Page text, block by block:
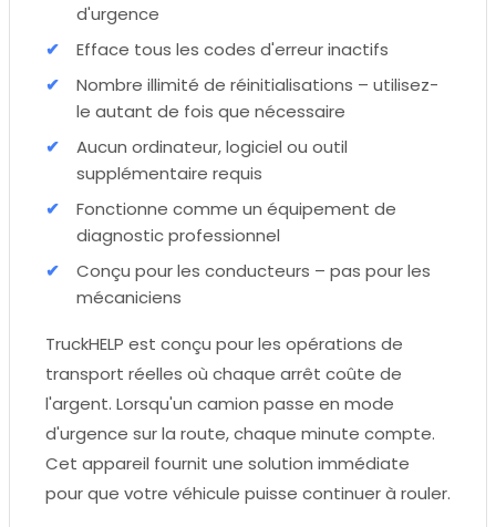
d'urgence
Efface tous les codes d'erreur inactifs
Nombre illimité de réinitialisations – utilisez-
le autant de fois que nécessaire
Aucun ordinateur, logiciel ou outil
supplémentaire requis
Fonctionne comme un équipement de
diagnostic professionnel
Conçu pour les conducteurs – pas pour les
mécaniciens
TruckHELP est conçu pour les opérations de
transport réelles où chaque arrêt coûte de
l'argent. Lorsqu'un camion passe en mode
d'urgence sur la route, chaque minute compte.
Cet appareil fournit une solution immédiate
pour que votre véhicule puisse continuer à rouler.